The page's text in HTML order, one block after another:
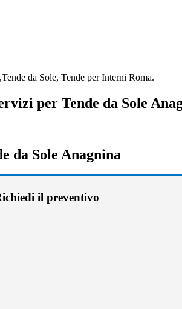
da Sole, Tende per Interni Roma.
per Tende da Sole
da Sole Anagnina
il preventivo